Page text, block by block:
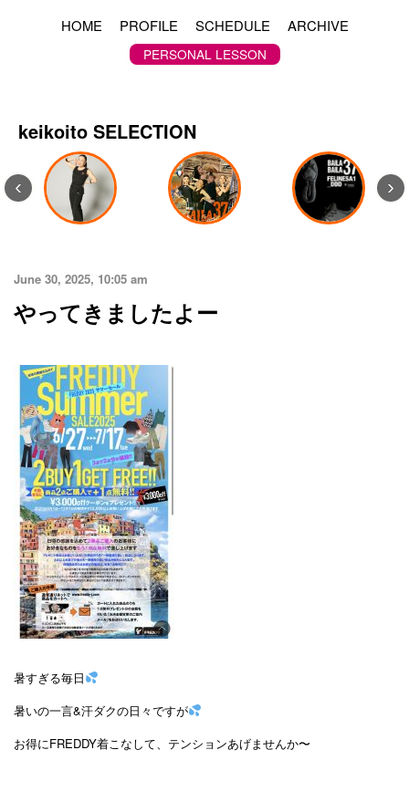
HOME PROFILE SCHEDULE ARCHIVE
PERSONAL LESSON
keikoito SELECTION
‹ ›
June 30, 2025, 10:05 am
やってきましたよー
暑すぎる毎日
暑いの一言&汗ダクの日々ですが
お得にFREDDY着こなして、テンションあげませんか〜